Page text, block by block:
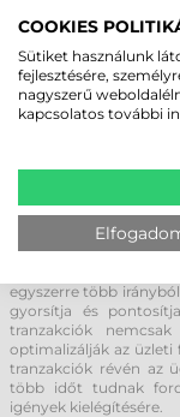
jelentősen javítja
vonalkódolvasók
azonosítását és
gyártási
minőségellenőrzés
MODERN
FUNKCIÓK
Az asztali
alkalmas készülék,
egyszerre több
gyorsítja és
tranzakciók
optimalizálják az üzleti
tranzakciók révén az
több időt tudnak
igények kielégítésére.
COOKIES
Sütiket használunk
fejlesztésére,
nagyszerű
kapcsolatos további